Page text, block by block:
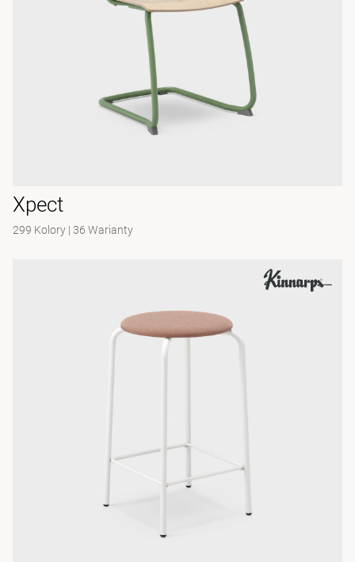
Xpect
299 Kolory | 36 Warianty